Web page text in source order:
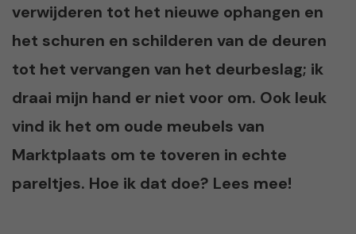
verwijderen tot het nieuwe ophangen en
het schuren en schilderen van de deuren
tot het vervangen van het deurbeslag; ik
draai mijn hand er niet voor om. Ook leuk
vind ik het om oude meubels van
Marktplaats om te toveren in echte
pareltjes. Hoe ik dat doe? Lees mee!